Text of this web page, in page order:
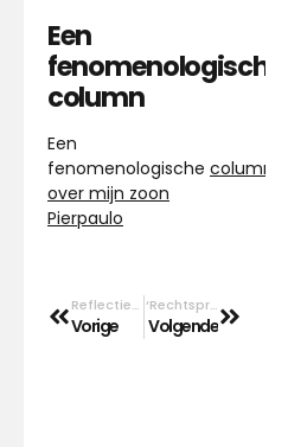
Een
fenomenologische
column
Een
fenomenologische column
over mijn zoon
Pierpaulo
Volgende
‘Rechtspraak is niets anders dan toegepaste psychologie’
Vorige
Reflecties over psychologisch-wetenschappelijk publiceren